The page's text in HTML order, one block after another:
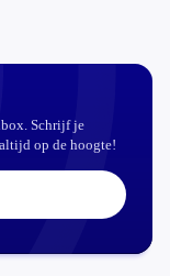
Schrijf je
op de hoogte!